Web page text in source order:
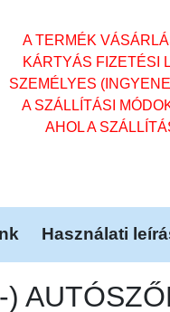
A TERMÉK
KÁRTYÁS FIZETÉSI
SZEMÉLYES
A SZÁLLÍTÁSI
AHOL A
Használati